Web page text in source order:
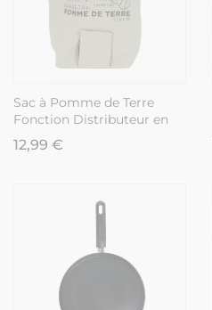
Sac à Pomme de Terre
Fonction Distributeur en
Lin et Coton - AGATHA
12,99 €